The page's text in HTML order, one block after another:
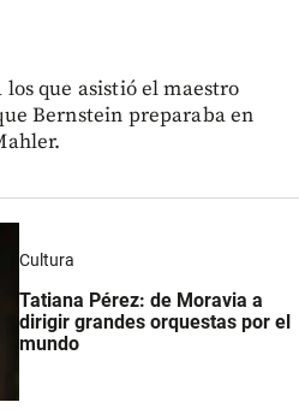
los que asistió el maestro
Bernstein preparaba en
Cultura
Tatiana Pérez: de Moravia a
dirigir grandes orquestas por el
mundo